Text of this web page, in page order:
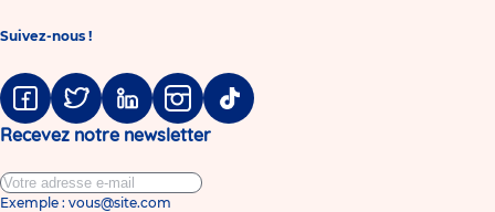
Suivez-nous !
FacebookTwitter LinkedinInstagramTiktok
Recevez notre newsletter
Exemple : vous@site.com